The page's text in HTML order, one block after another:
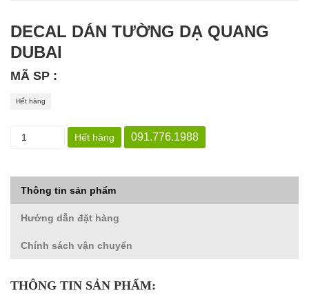
DECAL DÁN TƯỜNG DẠ QUANG
DUBAI
MÃ SP :
Hết hàng
Hết hàng 091.776.1988
Thông tin sản phẩm
Hướng dẫn đặt hàng
Chính sách vận chuyển
THÔNG TIN SẢN PHẨM: